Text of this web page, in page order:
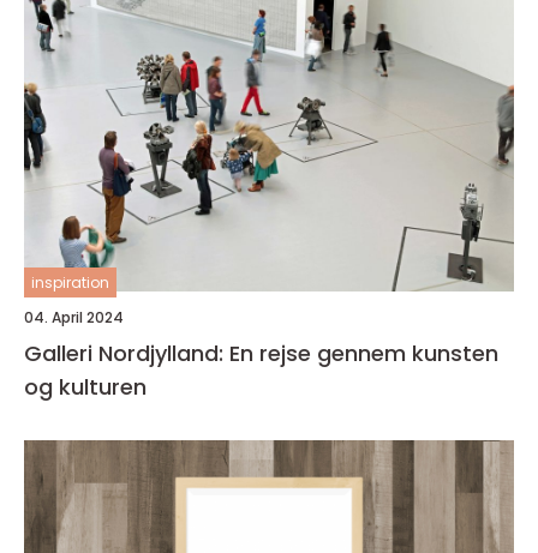
inspiration
04. April 2024
Galleri Nordjylland: En rejse gennem kunsten
og kulturen